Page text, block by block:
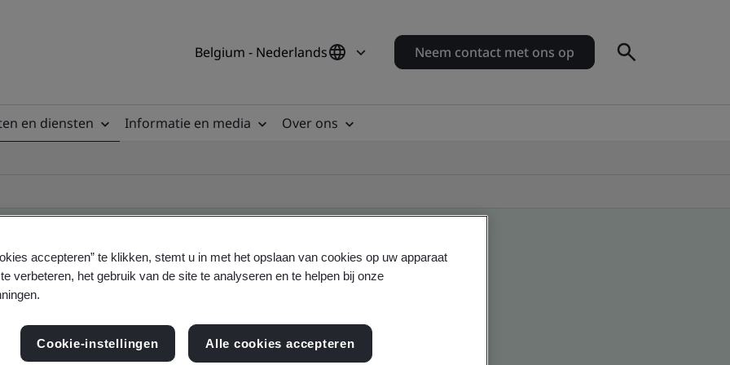
Belgium - Nederlands Neem contact met ons op
en diensten Informatie en media
Over ons
- Validation and Verification
accepteren” te klikken, stemt u in met het opslaan van cookies op uw apparaat
verbeteren, het gebruik van de site te analyseren en te helpen bij onze
Cookie-instellingen Alle cookies accepteren